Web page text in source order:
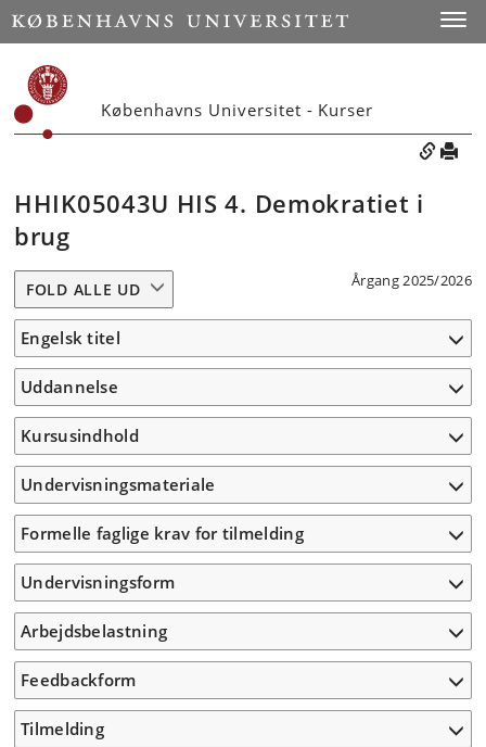
Københavns Universitet - Kurser
HHIK05043U HIS 4. Demokratiet i
brug
Årgang 2025/2026
FOLD ALLE UD
Engelsk titel
Uddannelse
Kursusindhold
Undervisningsmateriale
Formelle faglige krav for tilmelding
Undervisningsform
Arbejdsbelastning
Feedbackform
Tilmelding